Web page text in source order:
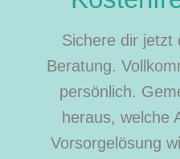
Sichere dir jetzt
Beratung.
persönlich.
heraus, welche
Vorsorgelösung